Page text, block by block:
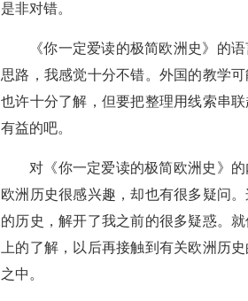
是非对错。
《你一定爱读的极简欧洲史》的
思路，我感觉十分不错。外国的教学
也许十分了解，但要把整理用线索串
有益的吧。
对《你一定爱读的极简欧洲史》
欧洲历史很感兴趣，却也有很多疑问
的历史，解开了我之前的很多疑惑。
上的了解，以后再接触到有关欧洲历
之中。